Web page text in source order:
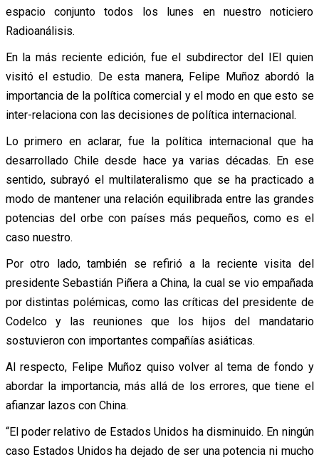
espacio conjunto todos los lunes en nuestro noticiero
Radioanálisis.
En la más reciente edición, fue el subdirector del IEI quien
visitó el estudio. De esta manera, Felipe Muñoz abordó la
importancia de la política comercial y el modo en que esto se
inter-relaciona con las decisiones de política internacional.
Lo primero en aclarar, fue la política internacional que ha
desarrollado Chile desde hace ya varias décadas. En ese
sentido, subrayó el multilateralismo que se ha practicado a
modo de mantener una relación equilibrada entre las grandes
potencias del orbe con países más pequeños, como es el
caso nuestro.
Por otro lado, también se refirió a la reciente visita del
presidente Sebastián Piñera a China, la cual se vio empañada
por distintas polémicas, como las críticas del presidente de
Codelco y las reuniones que los hijos del mandatario
sostuvieron con importantes compañías asiáticas.
Al respecto, Felipe Muñoz quiso volver al tema de fondo y
abordar la importancia, más allá de los errores, que tiene el
afianzar lazos con China.
“El poder relativo de Estados Unidos ha disminuido. En ningún
caso Estados Unidos ha dejado de ser una potencia ni mucho